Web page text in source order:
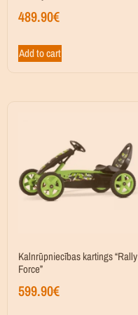
489.90€
Add to cart
Kalnrūpniecības kartings “Rally
Force”
599.90€